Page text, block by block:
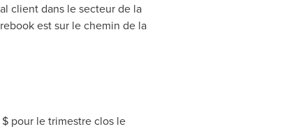
client dans le secteur de la
est sur le chemin de la
pour le trimestre clos le